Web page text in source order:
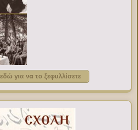
για να το ξεφυλλίσετε